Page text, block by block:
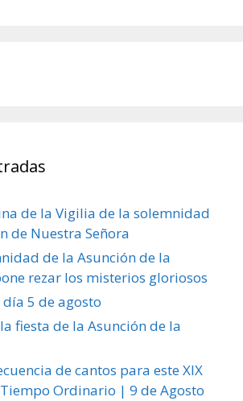
de la Vigilia de la solemnidad
de Nuestra Señora
de la Asunción de la
rezar los misterios gloriosos
5 de agosto
fiesta de la Asunción de la
de cantos para este XIX
Ordinario | 9 de Agosto